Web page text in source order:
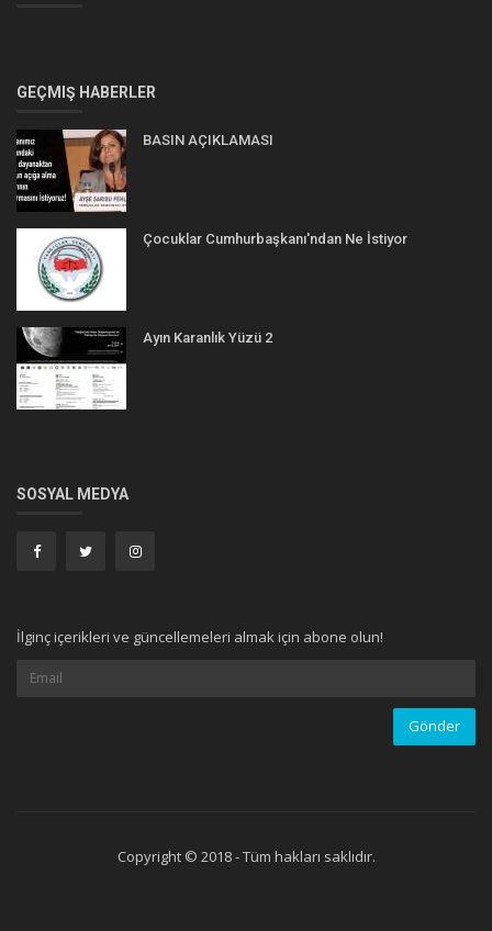
GEÇMIŞ HABERLER
BASIN AÇIKLAMASI
Çocuklar Cumhurbaşkanı'ndan Ne İstiyor
Ayın Karanlık Yüzü 2
SOSYAL MEDYA
İlginç içerikleri ve güncellemeleri almak için abone olun!
Copyright © 2018 - Tüm hakları saklıdır.